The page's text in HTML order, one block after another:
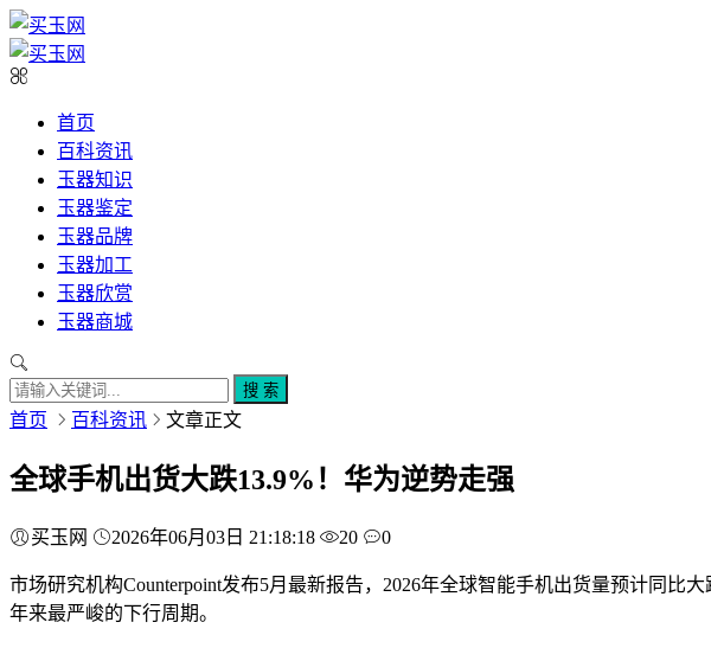
首页
百科资讯
玉器知识
玉器鉴定
玉器品牌
玉器加工
玉器欣赏
玉器商城
搜 索
首页 百科资讯 文章正文
全球手机出货大跌13.9%！华为逆势走强
买玉网 2026年06月03日 21:18:18 20 0
市场研究机构Counterpoint发布5月最新报告，2026年全球智能手机出货量预计同比
年来最严峻的下行周期。